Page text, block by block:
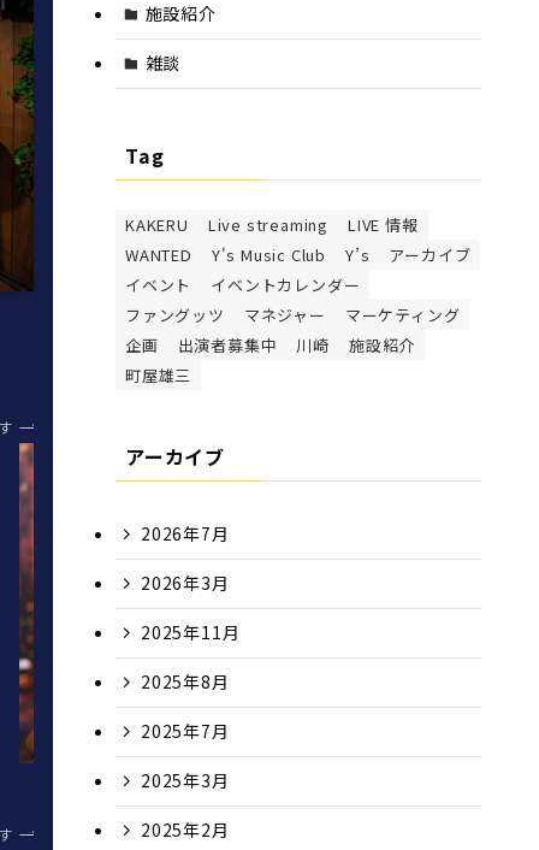
施設紹介
雑談
Tag
KAKERU Live streaming
LIVE 情報
WANTED
Y's Music Club Y’s
アーカイブ
イベント
イベントカレンダー
ファングッツ
マネジャー
マーケティング
企画
出演者募集中 川崎
施設紹介
町屋雄三
アーカイブ
2026年7月
2026年3月
2025年11月
2025年8月
2025年7月
2025年3月
2025年2月